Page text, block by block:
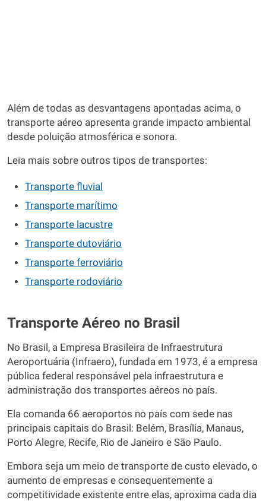
Além de todas as desvantagens apontadas acima, o
transporte aéreo apresenta grande impacto ambiental
desde poluição atmosférica e sonora.
Leia mais sobre outros tipos de transportes:
Transporte fluvial
Transporte marítimo
Transporte lacustre
Transporte dutoviário
Transporte ferroviário
Transporte rodoviário
Transporte Aéreo no Brasil
No Brasil, a Empresa Brasileira de Infraestrutura
Aeroportuária (Infraero), fundada em 1973, é a empresa
pública federal responsável pela infraestrutura e
administração dos transportes aéreos no país.
Ela comanda 66 aeroportos no país com sede nas
principais capitais do Brasil: Belém, Brasília, Manaus,
Porto Alegre, Recife, Rio de Janeiro e São Paulo.
Embora seja um meio de transporte de custo elevado, o
aumento de empresas e consequentemente a
competitividade existente entre elas, aproxima cada dia